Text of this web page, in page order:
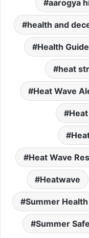
aarogya
health and
Health
heat
Heat Wave
Heat Wave
Heatwave
Summer Health
Summer